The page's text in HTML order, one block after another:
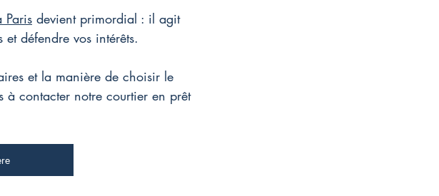
devient primordial : il agit
défendre vos intérêts.
et la manière de choisir le
à contacter notre courtier en prêt